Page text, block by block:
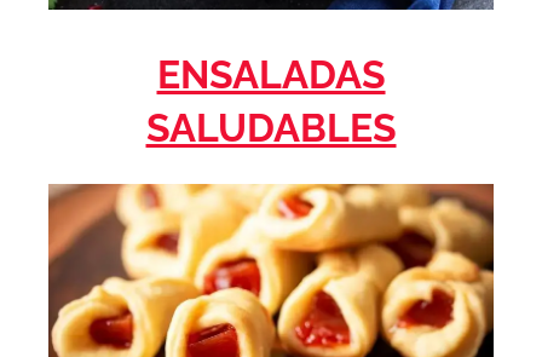
ENSALADAS
SALUDABLES